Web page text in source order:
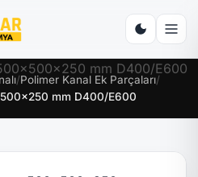
/Polimer Kanal Ek Parçaları/
mm D400/E600